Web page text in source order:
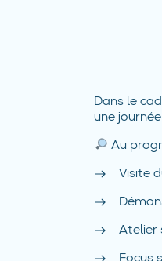
Dans le
une journée
Au
Visite
Atelier